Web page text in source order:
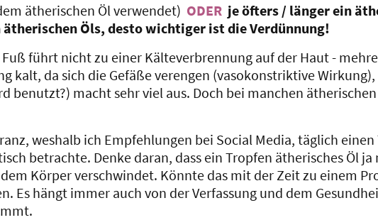
ätherischen Öl verwendet) ODER je öfters / länger ein
Öls, desto wichtiger ist die Verdünnung!
führt nicht zu einer Kälteverbrennung auf der Haut -
kalt, da sich die Gefäße verengen (vasokonstriktive
benutzt?) macht sehr viel aus. Doch bei manchen
weshalb ich Empfehlungen bei Social Media, täglich
betrachte. Denke daran, dass ein Tropfen ätherisches Öl
Körper verschwindet. Könnte das mit der Zeit zu einem
Es hängt immer auch von der Verfassung und dem